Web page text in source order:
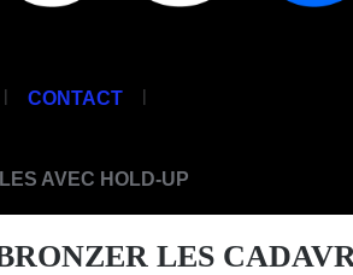
| CONTACT |
AVEC HOLD-UP
LES